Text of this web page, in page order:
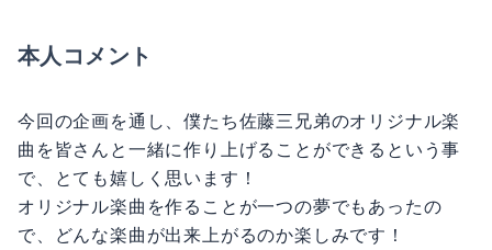
本人コメント
今回の企画を通し、僕たち佐藤三兄弟のオリジナル楽
曲を皆さんと一緒に作り上げることができるという事
で、とても嬉しく思います！
オリジナル楽曲を作ることが一つの夢でもあったの
で、どんな楽曲が出来上がるのか楽しみです！